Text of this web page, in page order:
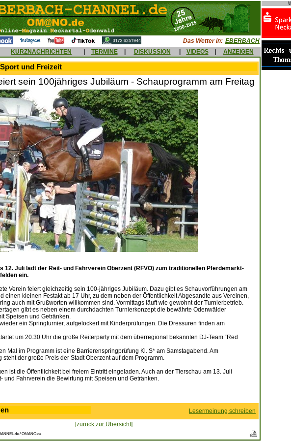
Das Wetter in: EBERBACH
KURZNACHRICHTEN TERMINE DISKUSSION VIDEOS ANZEIGEN
und Freizeit
sein 100jähriges Jubiläum - Schauprogramm am Freitag
12. Juli lädt der Reit- und Fahrverein Oberzent (RFVO) zum traditionellen Pferdemarkt-
ein.
Verein feiert gleichzeitig sein 100-jähriges Jubiläum. Dazu gibt es Schauvorführungen am
einen kleinen Festakt ab 17 Uhr, zu dem neben der Öffentlichkeit Abgesandte aus Vereinen,
auch mit Grußworten willkommen sind. Vormittags läuft wie gewohnt der Turnierbetrieb.
gibt es neben einem durchdachten Turnierkonzept die bewährte Odenwälder
Speisen und Getränken.
ein Springturnier, aufgelockert mit Kinderprüfungen. Die Dressuren finden am
um 20.30 Uhr die große Reiterparty mit dem überregional bekannten DJ-Team “Red
Mal im Programm ist eine Barrierenspringprüfung Kl. S* am Samstagabend. Am
steht der große Preis der Stadt Oberzent auf dem Programm.
ist die Öffentlichkeit bei freiem Eintritt eingeladen. Auch an der Tierschau am 13. Juli
und Fahrverein die Bewirtung mit Speisen und Getränken.
Lesermeinung schreiben
[zurück zur Übersicht]
/ OMANO.de